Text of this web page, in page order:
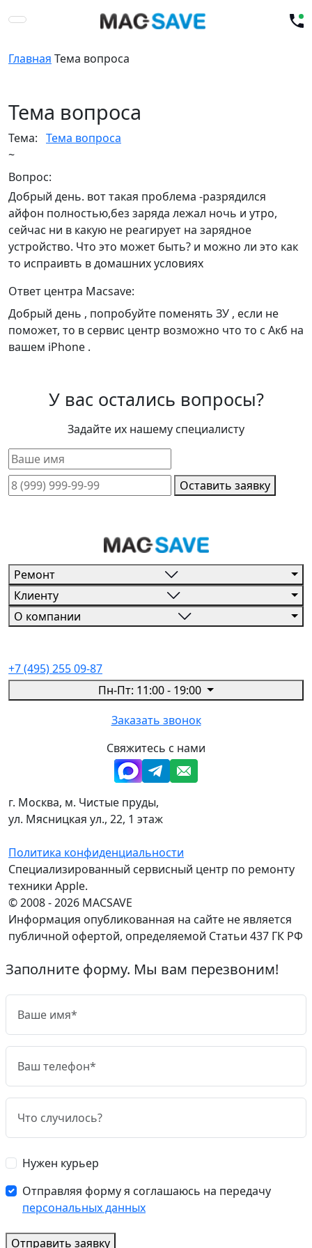
Главная Тема вопроса
Тема вопроса
Тема: Тема вопроса
~
Вопрос:
Добрый день. вот такая проблема -разрядился
айфон полностью,без заряда лежал ночь и утро,
сейчас ни в какую не реагирует на зарядное
устройство. Что это может быть? и можно ли это как
то испраивть в домашних условиях
Ответ центра Macsave:
Добрый день , попробуйте поменять ЗУ , если не
поможет, то в сервис центр возможно что то с Акб на
вашем iPhone .
У вас остались вопросы?
Задайте их нашему специалисту
Оставить заявку
Ремонт
Клиенту
О компании
+7 (495) 255 09-87
Пн-Пт: 11:00 - 19:00
Заказать звонок
Свяжитесь с нами
г. Москва, м. Чистые пруды,
ул. Мясницкая ул., 22, 1 этаж
Политика конфиденциальности
Специализированный сервисный центр по ремонту
техники Apple.
© 2008 - 2026 MACSAVE
Информация опубликованная на сайте не является
публичной офертой, определяемой Статьи 437 ГК РФ
Заполните форму. Мы вам перезвоним!
Нужен курьер
Отправляя форму я соглашаюсь на передачу
персональных данных
Отправить заявку